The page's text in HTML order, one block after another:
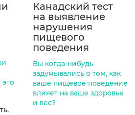
Канадский тест
на выявление
нарушения
пищевого
поведения
Вы когда-нибудь
задумывались о том, как
ваше пищевое поведение
влияет на ваше здоровье
и вес?